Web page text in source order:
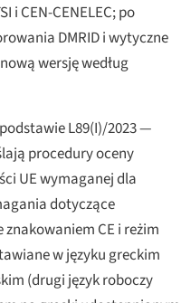
i CEN-CENELEC; po
DMRID i wytyczne
wersję według
L89(I)/2023 —
procedury oceny
UE wymaganej dla
dotyczące
CE i reżim
w języku greckim
(drugi język roboczy